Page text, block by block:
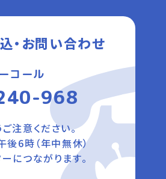
・お問い合わせ
コール
968
注意ください。
6時（年中無休）
につながります。